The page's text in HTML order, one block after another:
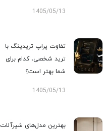
1405/05/13
تفاوت پراپ تریدینگ با
ترید شخصی، کدام برای
شما بهتر است؟
1405/05/13
بهترین مدل‌های شیرآلات